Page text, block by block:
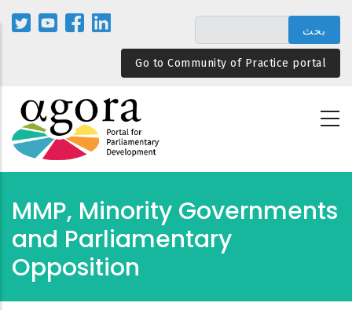
المحتوى
الرئيسيGo to Community of Practice portal
MMP, Minority Governments
and Parliamentary
Opposition